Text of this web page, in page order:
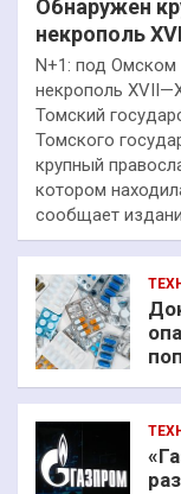
Обнаружен
некрополь
N+1: под Омском
некрополь
Томский
Томского
крупный
котором
сообщает